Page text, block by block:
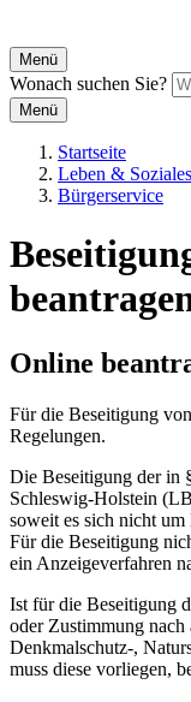
Menü
Wonach suchen Sie?
Menü
Startseite
Leben & Soziales
Bürgerservice
Online
Für die Beseitigung
Regelungen.
Die Beseitigung der in
Schleswig-Holstein
soweit es sich nicht
Für die Beseitigung
ein Anzeigeverfahren
Ist für die Beseitigung
oder Zustimmung
Denkmalschutz-,
muss diese vorliegen,